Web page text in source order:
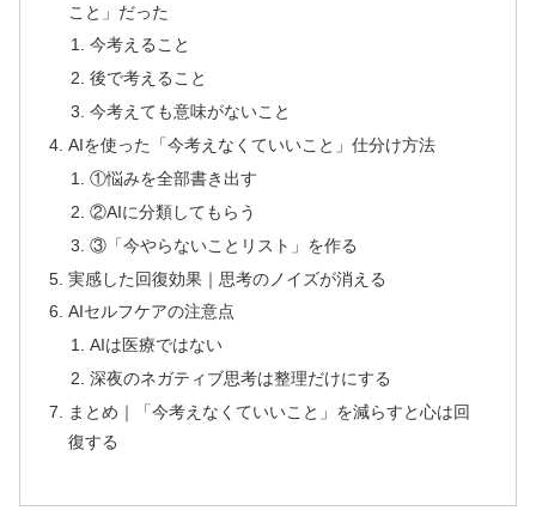
こと」だった
今考えること
後で考えること
今考えても意味がないこと
AIを使った「今考えなくていいこと」仕分け方法
①悩みを全部書き出す
②AIに分類してもらう
③「今やらないことリスト」を作る
実感した回復効果｜思考のノイズが消える
AIセルフケアの注意点
AIは医療ではない
深夜のネガティブ思考は整理だけにする
まとめ｜「今考えなくていいこと」を減らすと心は回
復する